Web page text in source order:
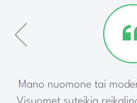
Mano nuomone tai